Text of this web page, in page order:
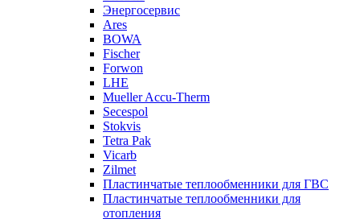
Энергосервис
Ares
BOWA
Fischer
Forwon
LHE
Mueller Accu-Therm
Secespol
Stokvis
Tetra Pak
Vicarb
Zilmet
Пластинчатые теплообменники для ГВС
Пластинчатые теплообменники для
отопления